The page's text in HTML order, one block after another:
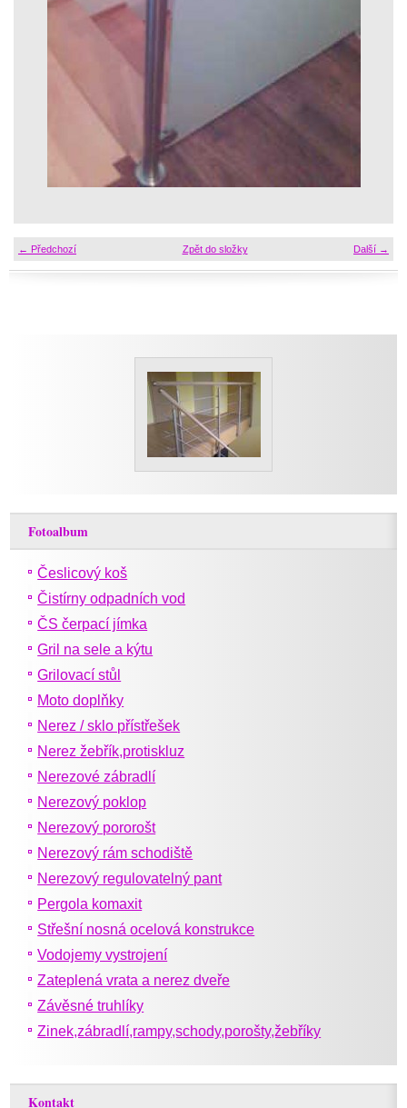
← Předchozí Další →
Zpět do složky
Fotoalbum
Česlicový koš
Čistírny odpadních vod
ČS čerpací jímka
Gril na sele a kýtu
Grilovací stůl
Moto doplňky
Nerez / sklo přístřešek
Nerez žebřík,protiskluz
Nerezové zábradlí
Nerezový poklop
Nerezový pororošt
Nerezový rám schodiště
Nerezový regulovatelný pant
Pergola komaxit
Střešní nosná ocelová konstrukce
Vodojemy vystrojení
Zateplená vrata a nerez dveře
Závěsné truhlíky
Zinek,zábradlí,rampy,schody,porošty,žebříky
Kontakt